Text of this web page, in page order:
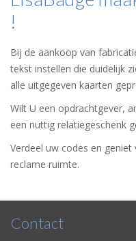
!
Bij de aankoop van
tekst instellen die duidelijk
alle uitgegeven kaarten
Wilt U een opdrachtgever,
een nuttig relatiegeschenk
Verdeel uw codes en
reclame ruimte.
Contact